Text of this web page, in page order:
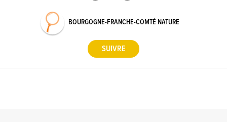
BOURGOGNE-FRANCHE-COMTÉ NATURE